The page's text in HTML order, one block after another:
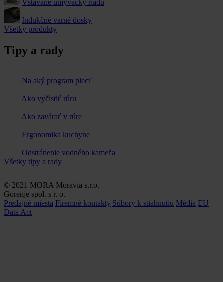
Vstavané umývačky riadu
Indukčné varné dosky
Všetky produkty
Tipy a rady
Na aký program piecť
Ako vyčistiť rúru
Ako zavárať v rúre
Ergonomika kuchyne
Odstránenie vodného kameňa
Všetky tipy a rady
© 2021 MORA Moravia s.r.o.
Gorenje spol. s r. o.
Predajné miesta Firemné kontakty Súbory k stiahnutiu Média EU
Data Act